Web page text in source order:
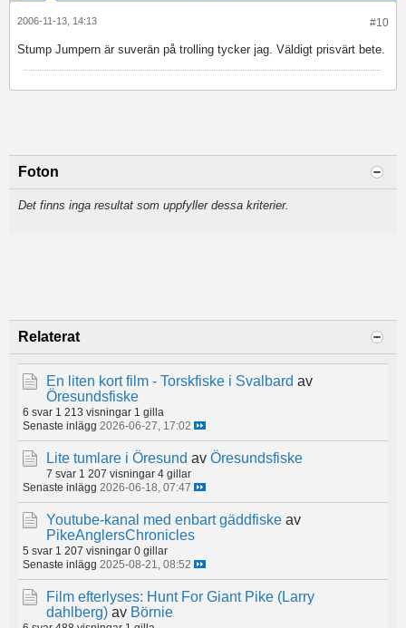
#10
2006-11-13, 14:13
Stump Jumpern är suverän på trolling tycker jag. Väldigt prisvärt bete.
Foton
Det finns inga resultat som uppfyller dessa kriterier.
Relaterat
En liten kort film - Torskfiske i Svalbard av
Öresundsfiske
6 svar 1 213 visningar 1 gilla
Senaste inlägg 2026-06-27, 17:02
Lite tumlare i Öresund av Öresundsfiske
7 svar 1 207 visningar 4 gillar
Senaste inlägg 2026-06-18, 07:47
Youtube-kanal med enbart gäddfiske av
PikeAnglersChronicles
5 svar 1 207 visningar 0 gillar
Senaste inlägg 2025-08-21, 08:52
Film efterlyses: Hunt For Giant Pike (Larry
dahlberg) av Börnie